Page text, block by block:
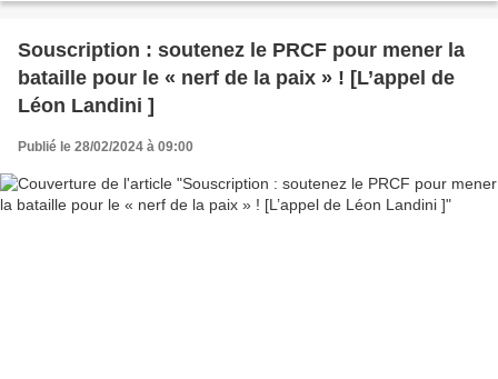
Souscription : soutenez le PRCF pour mener la
bataille pour le « nerf de la paix » ! [L’appel de
Léon Landini ]
Publié le 28/02/2024 à 09:00